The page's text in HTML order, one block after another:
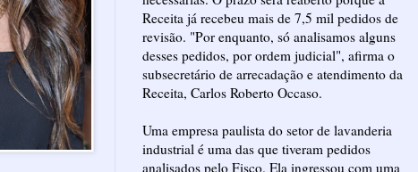
Receita já recebeu mais de 7,5 mil pedidos de
revisão. "Por enquanto, só analisamos alguns
desses pedidos, por ordem judicial", afirma o
subsecretário de arrecadação e atendimento da
Receita, Carlos Roberto Occaso.
Uma empresa paulista do setor de lavanderia
industrial é uma das que tiveram pedidos
analisados pelo Fisco. Ela ingressou com uma